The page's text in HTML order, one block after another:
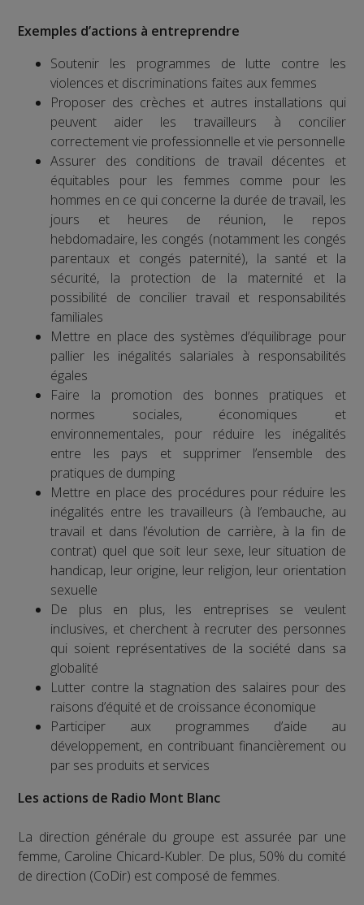
Exemples d’actions à entreprendre
Soutenir les programmes de lutte contre les
violences et discriminations faites aux femmes
Proposer des crèches et autres installations qui
peuvent aider les travailleurs à concilier
correctement vie professionnelle et vie personnelle
Assurer des conditions de travail décentes et
équitables pour les femmes comme pour les
hommes en ce qui concerne la durée de travail, les
jours et heures de réunion, le repos
hebdomadaire, les congés (notamment les congés
parentaux et congés paternité), la santé et la
sécurité, la protection de la maternité et la
possibilité de concilier travail et responsabilités
familiales
Mettre en place des systèmes d’équilibrage pour
pallier les inégalités salariales à responsabilités
égales
Faire la promotion des bonnes pratiques et
normes sociales, économiques et
environnementales, pour réduire les inégalités
entre les pays et supprimer l’ensemble des
pratiques de dumping
Mettre en place des procédures pour réduire les
inégalités entre les travailleurs (à l’embauche, au
travail et dans l’évolution de carrière, à la fin de
contrat) quel que soit leur sexe, leur situation de
handicap, leur origine, leur religion, leur orientation
sexuelle
De plus en plus, les entreprises se veulent
inclusives, et cherchent à recruter des personnes
qui soient représentatives de la société dans sa
globalité
Lutter contre la stagnation des salaires pour des
raisons d’équité et de croissance économique
Participer aux programmes d’aide au
développement, en contribuant financièrement ou
par ses produits et services
Les actions de Radio Mont Blanc
La direction générale du groupe est assurée par une
femme, Caroline Chicard-Kubler. De plus, 50% du comité
de direction (CoDir) est composé de femmes.